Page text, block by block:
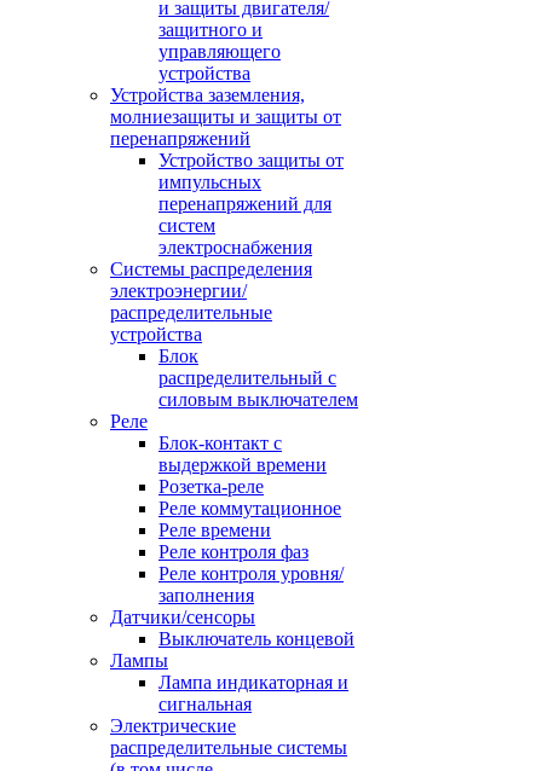
и защиты двигателя/
защитного и
управляющего
устройства
Устройства заземления,
молниезащиты и защиты от
перенапряжений
Устройство защиты от
импульсных
перенапряжений для
систем
электроснабжения
Системы распределения
электроэнергии/
распределительные
устройства
Блок
распределительный с
силовым выключателем
Реле
Блок-контакт с
выдержкой времени
Розетка-реле
Реле коммутационное
Реле времени
Реле контроля фаз
Реле контроля уровня/
заполнения
Датчики/сенсоры
Выключатель концевой
Лампы
Лампа индикаторная и
сигнальная
Электрические
распределительные системы